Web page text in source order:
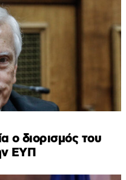
ο διορισμός του
ΕΥΠ